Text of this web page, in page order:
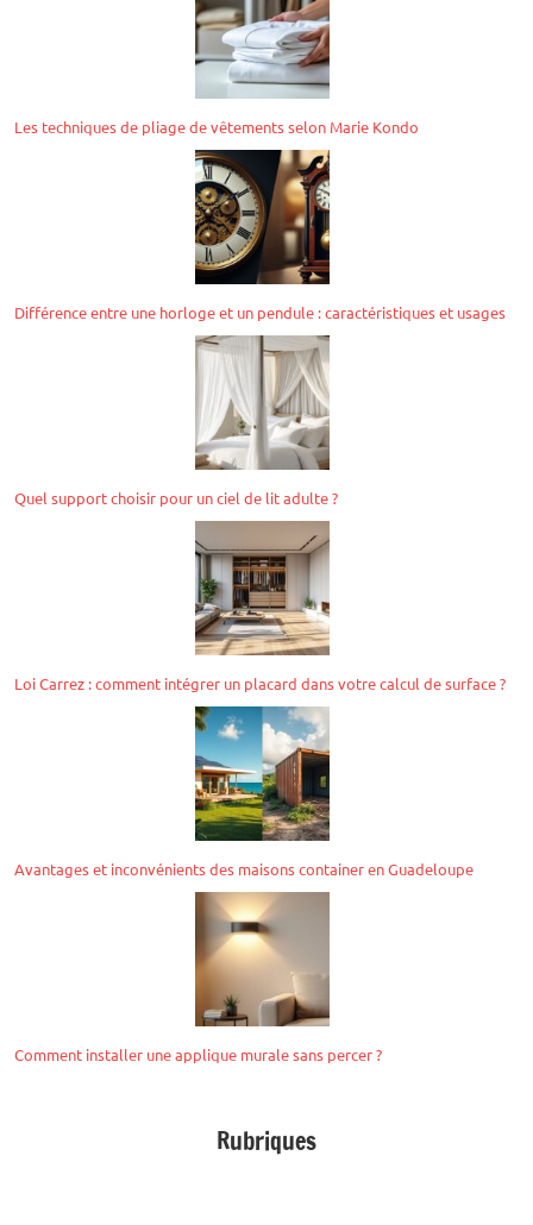
Les techniques de pliage de vêtements selon Marie Kondo
Différence entre une horloge et un pendule : caractéristiques et usages
Quel support choisir pour un ciel de lit adulte ?
Loi Carrez : comment intégrer un placard dans votre calcul de surface ?
Avantages et inconvénients des maisons container en Guadeloupe
Comment installer une applique murale sans percer ?
Rubriques